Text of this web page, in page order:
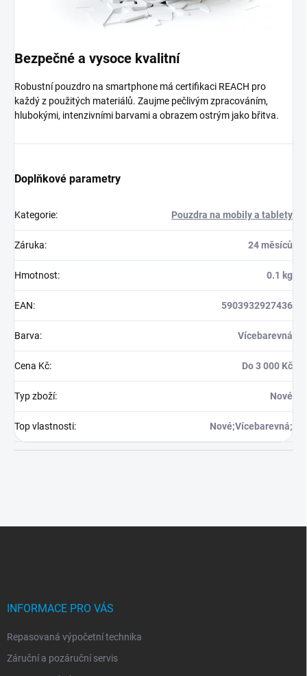
Bezpečné a vysoce kvalitní
Robustní pouzdro na smartphone má certifikaci REACH pro
každý z použitých materiálů. Zaujme pečlivým zpracováním,
hlubokými, intenzivními barvami a obrazem ostrým jako břitva.
Doplňkové parametry
Kategorie: Pouzdra na mobily a tablety
Záruka: 24 měsíců
Hmotnost: 0.1 kg
EAN: 5903932927436
Barva: Vícebarevná
Cena Kč: Do 3 000 Kč
Typ zboží: Nové
Top vlastnosti: Nové;Vícebarevná;
INFORMACE PRO VÁS
Repasovaná výpočetní technika
Záruční a pozáruční servis